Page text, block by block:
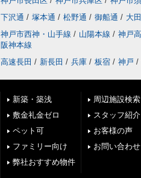
下沢通 / 塚本通 / 松野通 / 御船通 / 大
神戸市西神・山手線 / 山陽本線 / 神戸
阪神本線
高速長田 / 新長田 / 兵庫 / 板宿 / 神戸 /
新築・築浅
敷金礼金ゼロ
ペット可
ファミリー向け
弊社おすすめ物件
周辺施設検索
スタッフ紹介
お客様の声
お問い合わせ